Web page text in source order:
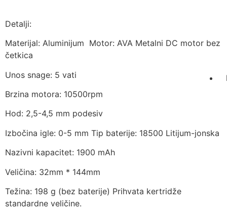
Detalji:
Materijal: Aluminijum Motor: AVA Metalni DC motor bez
četkica
Unos snage: 5 vati
Brzina motora: 10500rpm
Hod: 2,5-4,5 mm podesiv
Izbočina igle: 0-5 mm Tip baterije: 18500 Litijum-jonska
Nazivni kapacitet: 1900 mAh
Veličina: 32mm * 144mm
Težina: 198 g (bez baterije) Prihvata kertridže
standardne veličine.